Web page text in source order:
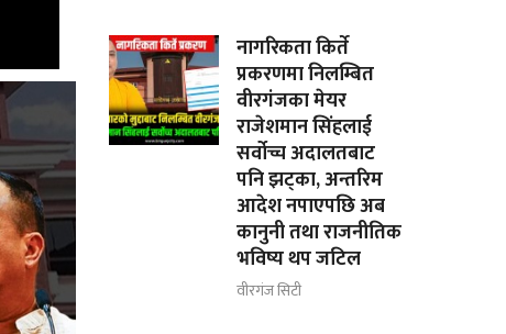
नागरिकता किर्ते
प्रकरणमा निलम्बित
वीरगंजका मेयर
राजेशमान सिंहलाई
सर्वोच्च अदालतबाट
पनि झट्का, अन्तरिम
आदेश नपाएपछि अब
कानुनी तथा राजनीतिक
भविष्य थप जटिल
वीरगंज सिटी